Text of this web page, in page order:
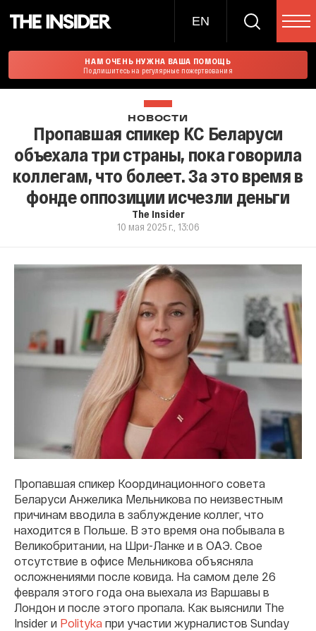
EN
НАМ ОЧЕНЬ НУЖНА ВАША ПОМОЩЬ
Подпишитесь на регулярные пожертвования
НОВОСТИ
Пропавшая спикер КС Беларуси
объехала три страны, пока говорила
коллегам, что болеет. За это время в
фонде оппозиции исчезли деньги
The Insider
10 мая 2025 г., 13:06
Пропавшая спикер Координационного совета
Беларуси Анжелика Мельникова по неизвестным
причинам вводила в заблуждение коллег, что
находится в Польше. В это время она побывала в
Великобритании, на Шри-Ланке и в ОАЭ. Свое
отсутствие в офисе Мельникова объясняла
осложнениями после ковида. На самом деле 26
февраля этого года она выехала из Варшавы в
Лондон и после этого пропала. Как выяснили The
Insider и Polityka при участии журналистов Sunday